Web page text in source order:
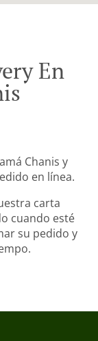
En
Chanis y
en línea.
carta
cuando esté
su pedido y